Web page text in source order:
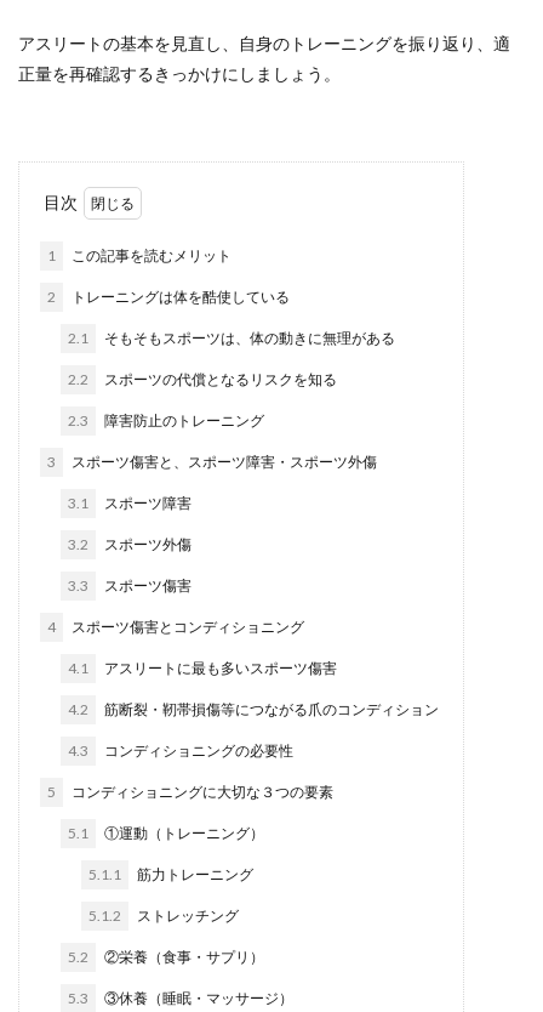
アスリートの基本を見直し、自身のトレーニングを振り返り、適
正量を再確認するきっかけにしましょう。
目次
1 この記事を読むメリット
2 トレーニングは体を酷使している
2.1 そもそもスポーツは、体の動きに無理がある
2.2 スポーツの代償となるリスクを知る
2.3 障害防止のトレーニング
3 スポーツ傷害と、スポーツ障害・スポーツ外傷
3.1 スポーツ障害
3.2 スポーツ外傷
3.3 スポーツ傷害
4 スポーツ傷害とコンディショニング
4.1 アスリートに最も多いスポーツ傷害
4.2 筋断裂・靭帯損傷等につながる爪のコンディション
4.3 コンディショニングの必要性
5 コンディショニングに大切な３つの要素
5.1 ①運動（トレーニング）
5.1.1 筋力トレーニング
5.1.2 ストレッチング
5.2 ②栄養（食事・サプリ）
5.3 ③休養（睡眠・マッサージ）